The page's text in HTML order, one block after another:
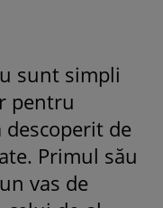
sunt simpli
pentru
descoperit de
Primul său
vas de